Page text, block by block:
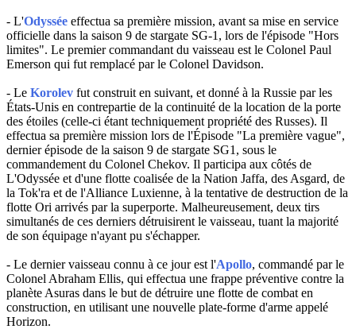
- L'Odyssée effectua sa première mission, avant sa mise en service
officielle dans la saison 9 de stargate SG-1, lors de l'épisode "Hors
limites". Le premier commandant du vaisseau est le Colonel Paul
Emerson qui fut remplacé par le Colonel Davidson.
- Le Korolev fut construit en suivant, et donné à la Russie par les
États-Unis en contrepartie de la continuité de la location de la porte
des étoiles (celle-ci étant techniquement propriété des Russes). Il
effectua sa première mission lors de l'Épisode "La première vague",
dernier épisode de la saison 9 de stargate SG1, sous le
commandement du Colonel Chekov. Il participa aux côtés de
L'Odyssée et d'une flotte coalisée de la Nation Jaffa, des Asgard, de
la Tok'ra et de l'Alliance Luxienne, à la tentative de destruction de la
flotte Ori arrivés par la superporte. Malheureusement, deux tirs
simultanés de ces derniers détruisirent le vaisseau, tuant la majorité
de son équipage n'ayant pu s'échapper.
- Le dernier vaisseau connu à ce jour est l'Apollo, commandé par le
Colonel Abraham Ellis, qui effectua une frappe préventive contre la
planète Asuras dans le but de détruire une flotte de combat en
construction, en utilisant une nouvelle plate-forme d'arme appelé
Horizon.